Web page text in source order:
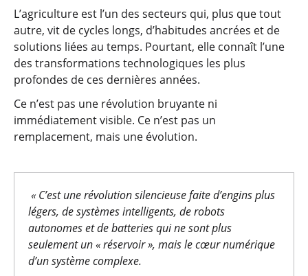
L’agriculture est l’un des secteurs qui, plus que tout
autre, vit de cycles longs, d’habitudes ancrées et de
solutions liées au temps. Pourtant, elle connaît l’une
des transformations technologiques les plus
profondes de ces dernières années.
Ce n’est pas une révolution bruyante ni
immédiatement visible. Ce n’est pas un
remplacement, mais une évolution.
« C’est une révolution silencieuse faite d’engins plus
légers, de systèmes intelligents, de robots
autonomes et de batteries qui ne sont plus
seulement un « réservoir », mais le cœur numérique
d’un système complexe.